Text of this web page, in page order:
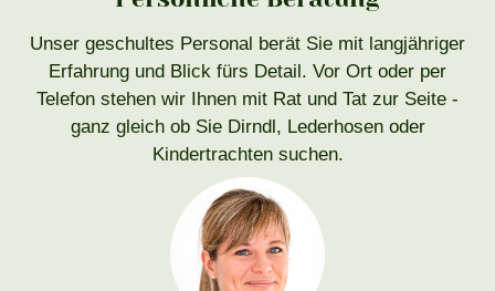
Unser geschultes Personal berät Sie mit langjähriger
Erfahrung und Blick fürs Detail. Vor Ort oder per
Telefon stehen wir Ihnen mit Rat und Tat zur Seite -
ganz gleich ob Sie Dirndl, Lederhosen oder
Kindertrachten suchen.